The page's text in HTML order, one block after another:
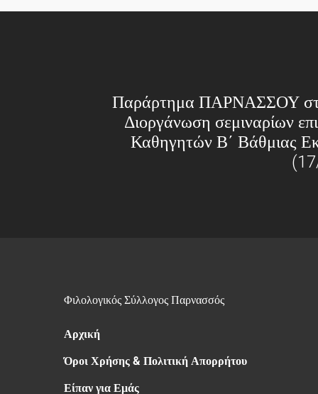
Παράρτημα ΠΑΡΝΑΣΣΟΥ
Διοργάνωση σεμιναρίων
Καθηγητών Β΄ Βάθμιας
Φιλολογικός Σύλλογος Παρνασσός
Αρχική
Όροι Χρήσης & Πολιτική Απορρήτου
Είπαν για Εμάς